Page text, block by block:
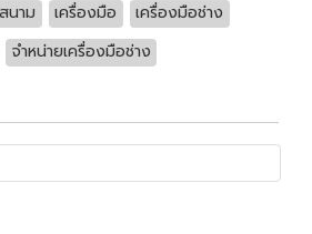
นาม เครื่องมือ
เครื่องมือช่าง
จำหน่ายเครื่องมือช่าง